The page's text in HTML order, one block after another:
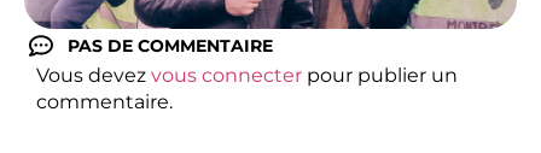
PAS DE COMMENTAIRE
Vous devez vous connecter pour publier un
commentaire.